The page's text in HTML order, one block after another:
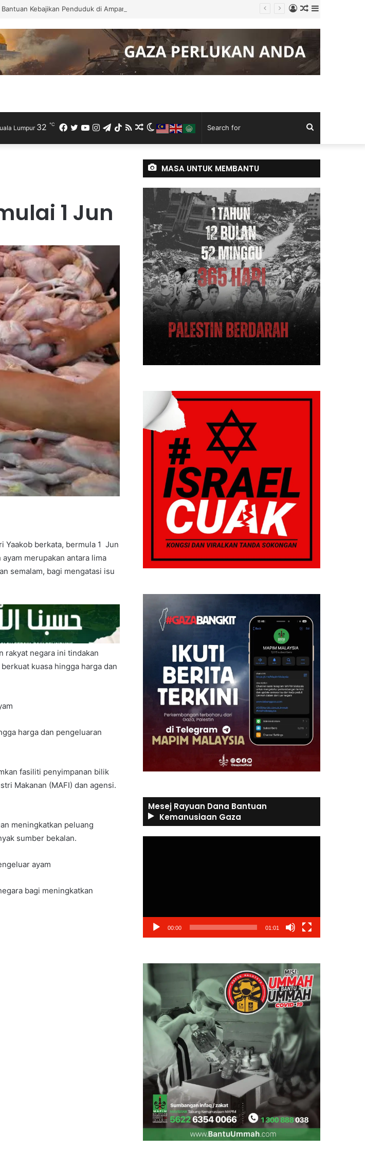
Kebajikan Penduduk di Ampang
Random
Article
Log
In
for
Switch
skin
Random
Article
RSS
TikTok
Telegram
Instagram
YouTube
Twitter
Facebook
Lumpur 32 ℃
1 Jun
Yaakob berkata, bermula 1 Jun
merupakan antara lima
semalam, bagi mengatasi isu
rakyat negara ini tindakan
kuasa hingga harga dan
harga dan pengeluaran
fasiliti penyimpanan bilik
Makanan (MAFI) dan agensi.
meningkatkan peluang
sumber bekalan.
ayam
bagi meningkatkan
MASA UNTUK MEMBANTU
Mesej Rayuan Dana Bantuan
Kemanusiaan Gaza
00:00 01:01